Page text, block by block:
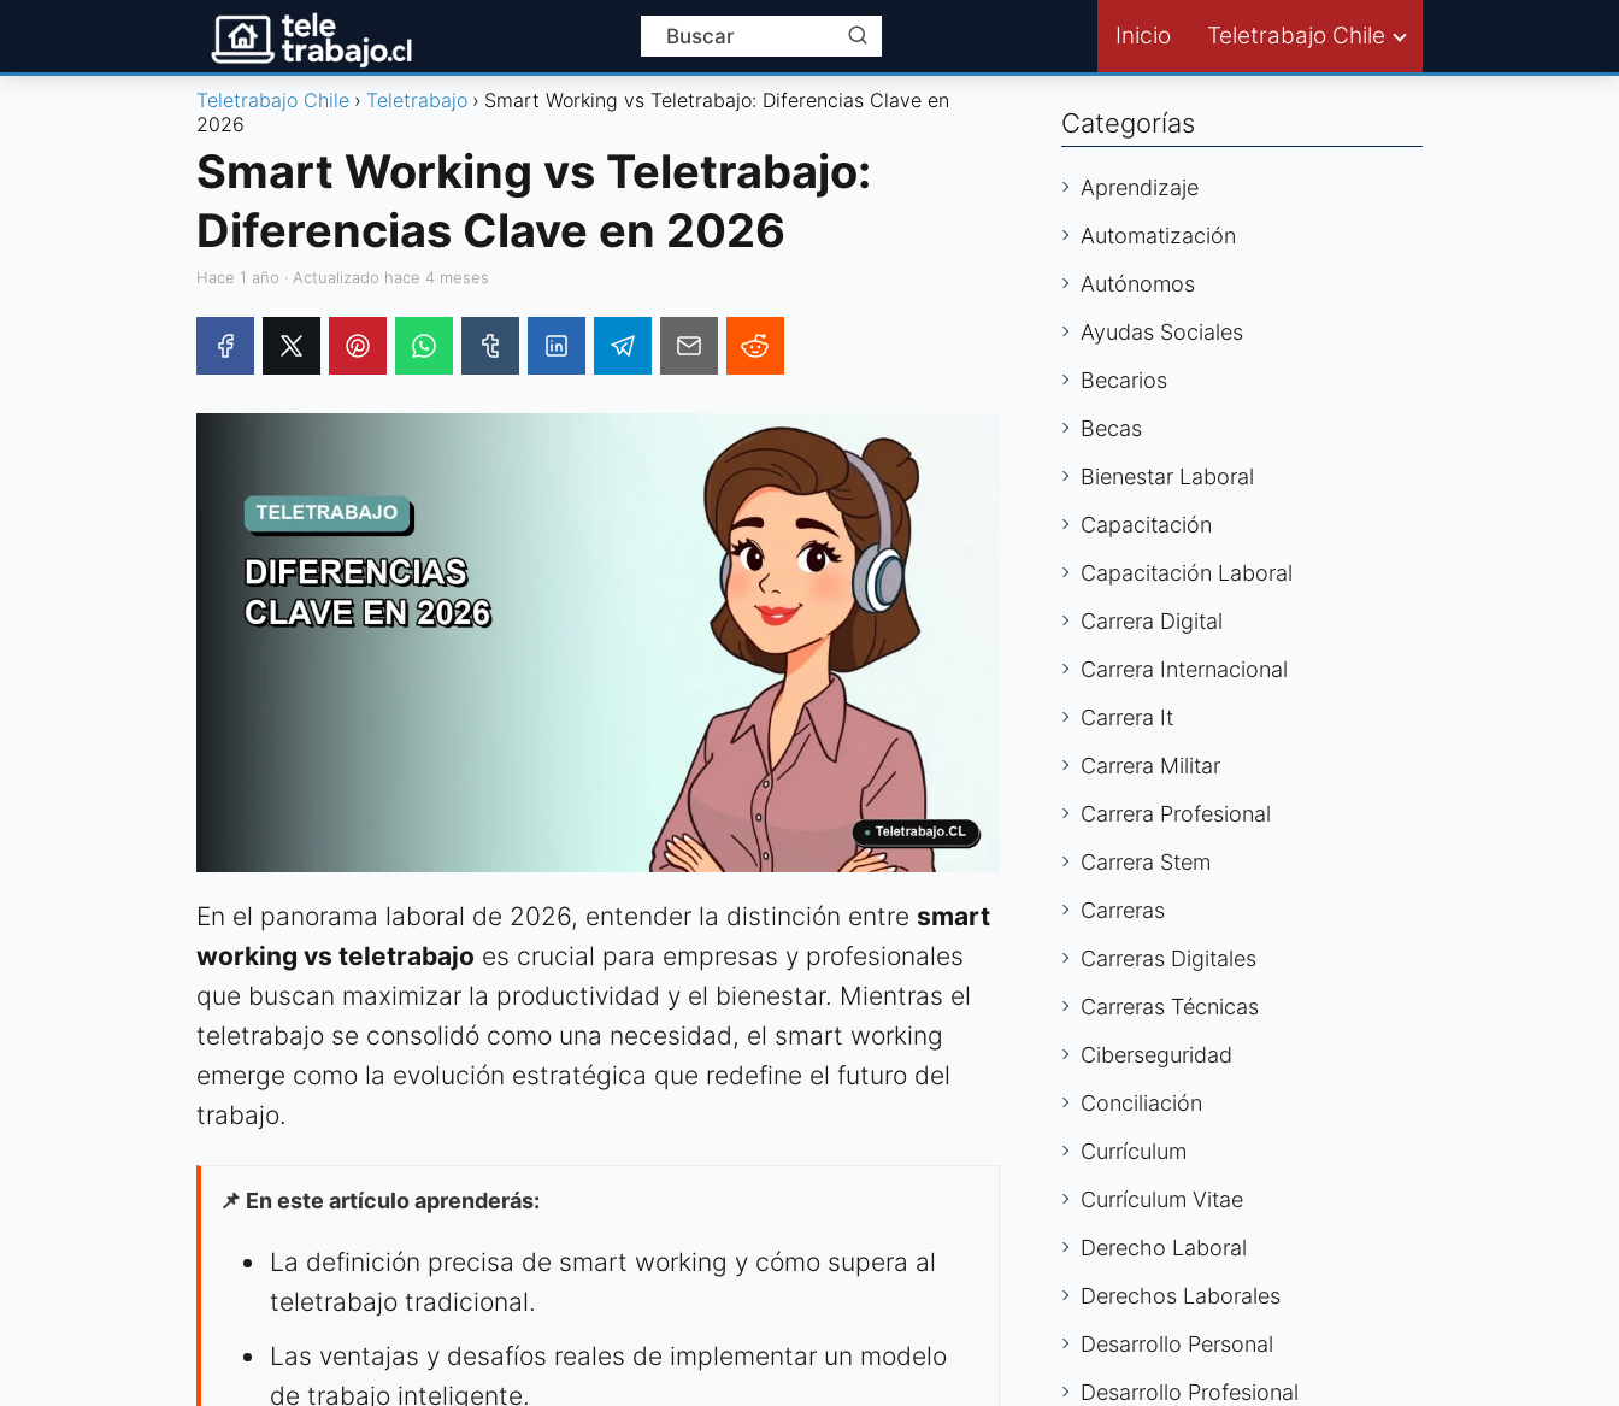
Inicio Teletrabajo Chile
Teletrabajo Chile Teletrabajo
Smart Working vs Teletrabajo: Diferencias Clave en
2026
Smart Working vs Teletrabajo:
Diferencias Clave en 2026
hace 1 año · Actualizado hace 4 meses
En el panorama laboral de 2026, entender la distinción entre smart
working vs teletrabajo es crucial para empresas y profesionales
que buscan maximizar la productividad y el bienestar. Mientras el
teletrabajo se consolidó como una necesidad, el smart working
emerge como la evolución estratégica que redefine el futuro del
trabajo.
📌 En este artículo aprenderás:
La definición precisa de smart working y cómo supera al
teletrabajo tradicional.
Las ventajas y desafíos reales de implementar un modelo
de trabajo inteligente.
Categorías
Aprendizaje
Automatización
Autónomos
Ayudas Sociales
Becarios
Becas
Bienestar Laboral
Capacitación
Capacitación Laboral
Carrera Digital
Carrera Internacional
Carrera It
Carrera Militar
Carrera Profesional
Carrera Stem
Carreras
Carreras Digitales
Carreras Técnicas
Ciberseguridad
Conciliación
Currículum
Currículum Vitae
Derecho Laboral
Derechos Laborales
Desarrollo Personal
Desarrollo Profesional